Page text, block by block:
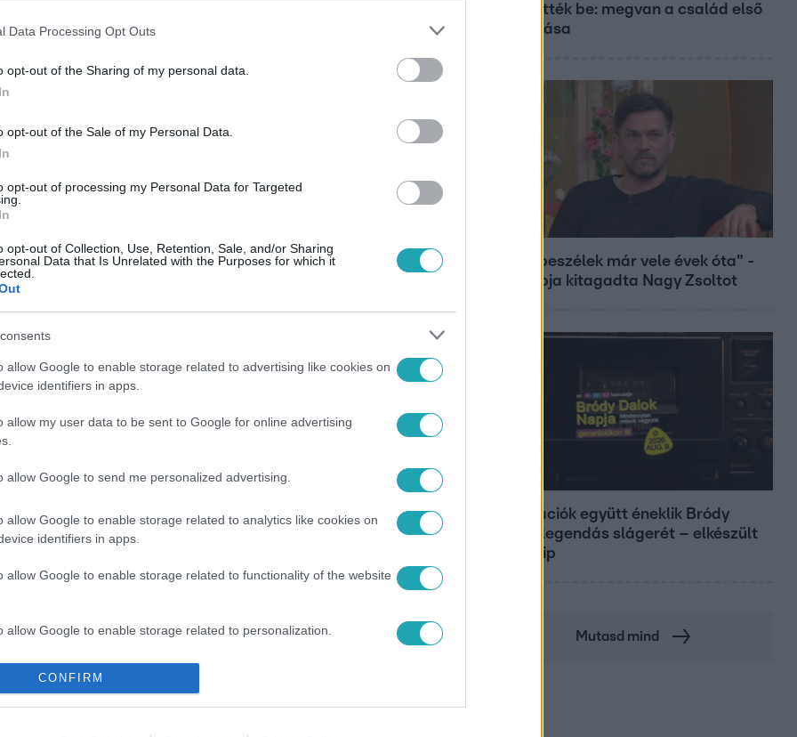
Data Processing Opt Outs
opt-out of the Sharing of my personal data.
opt-out of the Sale of my Personal Data.
opt-out of processing my Personal Data for Targeted
opt-out of Collection, Use, Retention, Sale, and/or Sharing
Data that Is Unrelated with the Purposes for which it
allow Google to enable storage related to advertising like cookies on
identifiers in apps.
allow my user data to be sent to Google for online advertising
allow Google to send me personalized advertising.
allow Google to enable storage related to analytics like cookies on
identifiers in apps.
allow Google to enable storage related to functionality of the website
allow Google to enable storage related to personalization.
allow Google to enable storage related to security, including
functionality and fraud prevention, and other user protection.
CONFIRM
de az akkumulátorok miatt magas az
az ellátást.
legyen a Google-találatokban!
jelentették be: megvan a család első
diplomása
"Nem beszélek már vele évek óta" -
Édesapja kitagadta Nagy Zsoltot
Generációk együtt éneklik Bródy
János legendás slágerét – elkészült
az új klip
Mutasd mind